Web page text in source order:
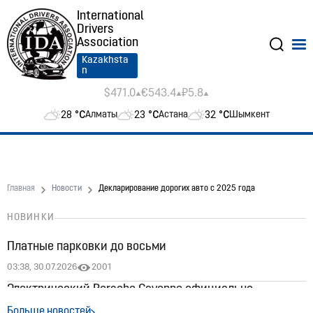
International
Drivers
Association
Kazakhsta
n
$471.0 €543.4 ₽5.8
28 °CАлматы 23 °CАстана 32 °CШымкент
Главная Новости Декларирование дорогих авто с 2025 года
НОВИНКИ
Платные парковки до восьми
03:38, 30.07.2026 2001
Электрический Porsche Cayenne официально
появился в Казахстане: цены стартуют от 60 млн